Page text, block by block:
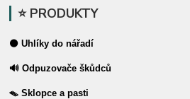
⭐ PRODUKTY
⚫ Uhlíky do nářadí
🔊 Odpuzovače škůdců
🪤 Sklopce a pasti